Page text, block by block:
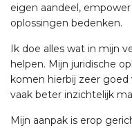
eigen aandeel,
oplossingen bedenken.
Ik doe alles wat in mijn
helpen. Mijn juridische
komen hierbij zeer goed
vaak beter inzichtelijk
Mijn aanpak is erop